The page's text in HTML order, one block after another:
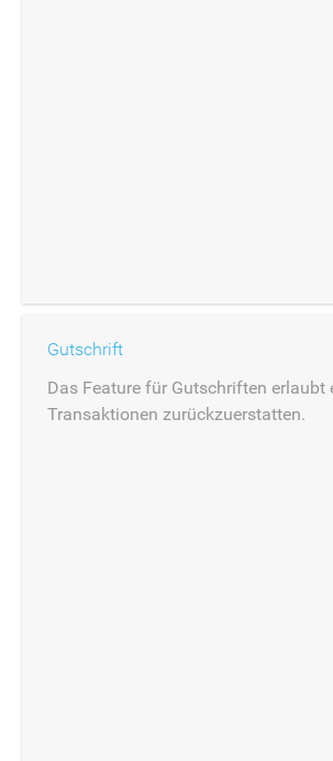
Gutschrift
Das Feature für Gutschriften erlaubt
Transaktionen zurückzuerstatten.